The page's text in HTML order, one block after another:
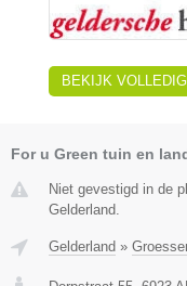
BEKIJK
For u Green tuin en
Niet gevestigd in de
Gelderland.
Gelderland »